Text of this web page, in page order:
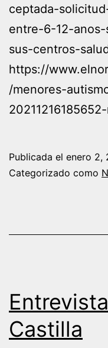
ceptada-
entre-6-12-
sus-centros-
https://
/menores-
Publicada el enero 2,
Categorizado como
Castilla